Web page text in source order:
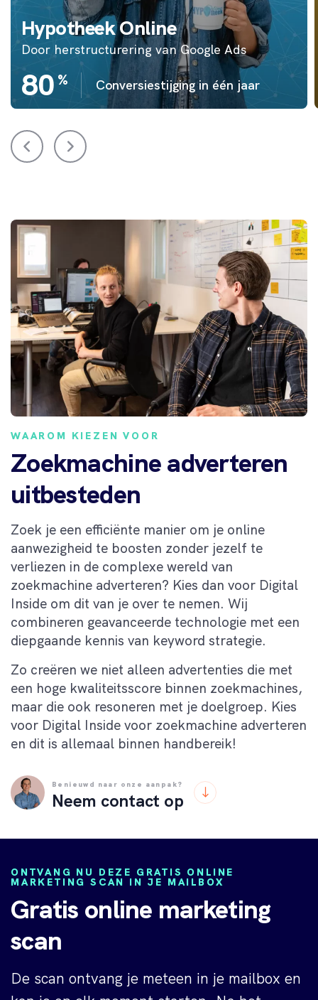
Hypotheek Online
Door herstructurering van Google Ads
80 % Conversiestijging in één jaar
WAAROM KIEZEN VOOR
Zoekmachine adverteren
uitbesteden
Zoek je een efficiënte manier om je online
aanwezigheid te boosten zonder jezelf te
verliezen in de complexe wereld van
zoekmachine adverteren? Kies dan voor Digital
Inside om dit van je over te nemen. Wij
combineren geavanceerde technologie met een
diepgaande kennis van keyword strategie.
Zo creëren we niet alleen advertenties die met
een hoge kwaliteitsscore binnen zoekmachines,
maar die ook resoneren met je doelgroep. Kies
voor Digital Inside voor zoekmachine adverteren
en dit is allemaal binnen handbereik!
Benieuwd naar onze aanpak?
Neem contact op
ONTVANG NU DEZE GRATIS ONLINE
MARKETING SCAN IN JE MAILBOX
Gratis online marketing
scan
De scan ontvang je meteen in je mailbox en